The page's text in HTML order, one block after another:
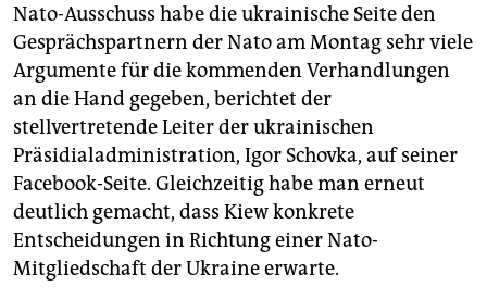
Nato-Ausschuss habe die ukrainische Seite den
Gesprächspartnern der Nato am Montag sehr viele
Argumente für die kommenden Verhandlungen
an die Hand gegeben, berichtet der
stellvertretende Leiter der ukrainischen
Präsidialadministration, Igor Schovka, auf seiner
Facebook-Seite. Gleichzeitig habe man erneut
deutlich gemacht, dass Kiew konkrete
Entscheidungen in Richtung einer Nato-
Mitgliedschaft der Ukraine erwarte.